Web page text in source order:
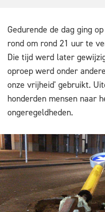
Gedurende de dag ging
rond om rond 21 uur te
Die tijd werd later
oproep werd onder
onze vrijheid' gebruikt.
honderden mensen naar
ongeregeldheden.